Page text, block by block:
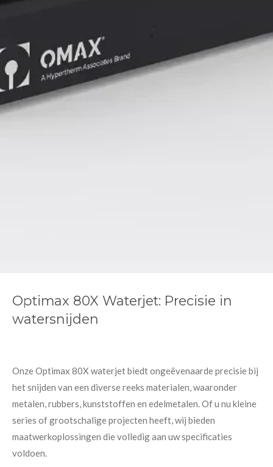
Optimax 80X Waterjet: Precisie in
watersnijden
Onze Optimax 80X waterjet biedt ongeëvenaarde precisie bij
het snijden van een diverse reeks materialen, waaronder
metalen, rubbers, kunststoffen en edelmetalen. Of u nu kleine
series of grootschalige projecten heeft, wij bieden
maatwerkoplossingen die volledig aan uw specificaties
voldoen.